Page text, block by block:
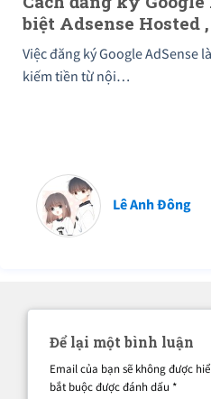
biệt Adsense Hosted
Việc đăng ký Google AdSense
kiếm tiền từ nội…
Lê Anh Đông
Để lại một bình luận
Email của bạn sẽ không được
bắt buộc được đánh dấu *